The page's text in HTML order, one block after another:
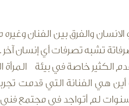
والفرق بين الفنان
تشبه تصرفات أي إنسان آخر
الكثير خاصة في بيئة
أين هي الفنانة التي قدمت
لم أتواجد في مجتمع فني